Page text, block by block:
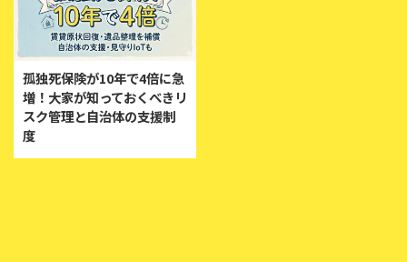
孤独死保険が10年で4倍に急
増！大家が知っておくべきリ
スク管理と自治体の支援制
度